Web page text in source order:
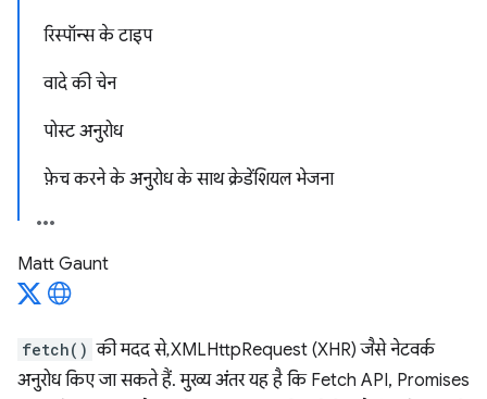
रिस्पॉन्स के टाइप
वादे की चेन
पोस्ट अनुरोध
फ़ेच करने के अनुरोध के साथ क्रेडेंशियल भेजना
Matt Gaunt
fetch() की मदद से, XMLHttpRequest (XHR) जैसे नेटवर्क
अनुरोध किए जा सकते हैं. मुख्य अंतर यह है कि Fetch API, Promises